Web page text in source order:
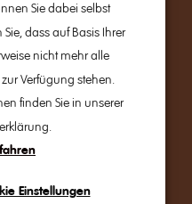
Sie dabei selbst
dass auf Basis Ihrer
nicht mehr alle
Verfügung stehen.
finden Sie in unserer
Einstellungen